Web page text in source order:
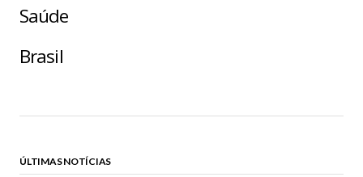
Saúde
Brasil
ÚLTIMAS NOTÍCIAS